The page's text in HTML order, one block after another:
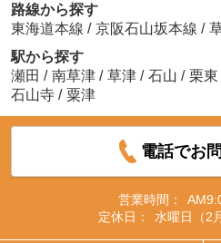
路線から探す
東海道本線 / 京阪石山坂本線 /
駅から探す
瀬田 / 南草津 / 草津 / 石山 / 栗東
石山寺 / 粟津
電話でお
営業時間：
定休日：
水曜日（2